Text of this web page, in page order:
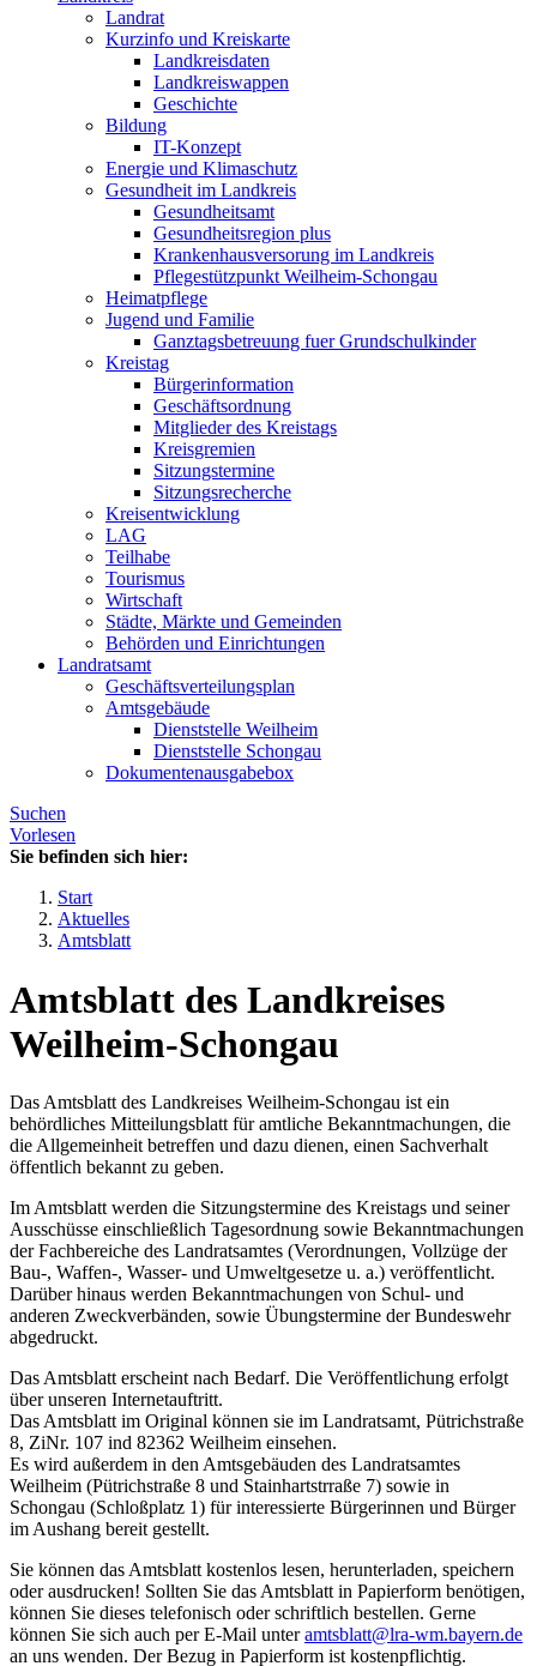
Landrat
Kurzinfo und Kreiskarte
Landkreisdaten
Landkreiswappen
Geschichte
Bildung
IT-Konzept
Energie und Klimaschutz
Gesundheit im Landkreis
Gesundheitsamt
Gesundheitsregion plus
Krankenhausversorung im Landkreis
Pflegestützpunkt Weilheim-Schongau
Heimatpflege
Jugend und Familie
Ganztagsbetreuung fuer Grundschulkinder
Kreistag
Bürgerinformation
Geschäftsordnung
Mitglieder des Kreistags
Kreisgremien
Sitzungstermine
Sitzungsrecherche
Kreisentwicklung
LAG
Teilhabe
Tourismus
Wirtschaft
Städte, Märkte und Gemeinden
Behörden und Einrichtungen
Landratsamt
Geschäftsverteilungsplan
Amtsgebäude
Dienststelle Weilheim
Dienststelle Schongau
Dokumentenausgabebox
Suchen
Vorlesen
Sie befinden sich hier:
Start
Aktuelles
Amtsblatt
Amtsblatt des Landkreises
Weilheim-Schongau
Das Amtsblatt des Landkreises Weilheim-Schongau ist ein
behördliches Mitteilungsblatt für amtliche Bekanntmachungen, die
die Allgemeinheit betreffen und dazu dienen, einen Sachverhalt
öffentlich bekannt zu geben.
Im Amtsblatt werden die Sitzungstermine des Kreistags und seiner
Ausschüsse einschließlich Tagesordnung sowie Bekanntmachungen
der Fachbereiche des Landratsamtes (Verordnungen, Vollzüge der
Bau-, Waffen-, Wasser- und Umweltgesetze u. a.) veröffentlicht.
Darüber hinaus werden Bekanntmachungen von Schul- und
anderen Zweckverbänden, sowie Übungstermine der Bundeswehr
abgedruckt.
Das Amtsblatt erscheint nach Bedarf. Die Veröffentlichung erfolgt
über unseren Internetauftritt.
Das Amtsblatt im Original können sie im Landratsamt, Pütrichstraße
8, ZiNr. 107 ind 82362 Weilheim einsehen.
Es wird außerdem in den Amtsgebäuden des Landratsamtes
Weilheim (Pütrichstraße 8 und Stainhartstrraße 7) sowie in
Schongau (Schloßplatz 1) für interessierte Bürgerinnen und Bürger
im Aushang bereit gestellt.
Sie können das Amtsblatt kostenlos lesen, herunterladen, speichern
oder ausdrucken! Sollten Sie das Amtsblatt in Papierform benötigen,
können Sie dieses telefonisch oder schriftlich bestellen. Gerne
können Sie sich auch per E-Mail unteramtsblatt@lra-wm.bayern.de
an uns wenden. Der Bezug in Papierform ist kostenpflichtig.